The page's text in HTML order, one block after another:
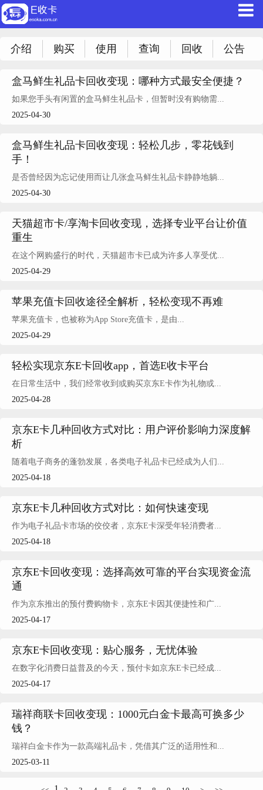
介绍 购买 使用 查询 回收 公告
盒马鲜生礼品卡回收变现：哪种方式最安全便捷？
如果您手头有闲置的盒马鲜生礼品卡，但暂时没有购物需...
2025-04-30
盒马鲜生礼品卡回收变现：轻松几步，零花钱到
手！
是否曾经因为忘记使用而让几张盒马鲜生礼品卡静静地躺...
2025-04-30
天猫超市卡/享淘卡回收变现，选择专业平台让价值
重生
在这个网购盛行的时代，天猫超市卡已成为许多人享受优...
2025-04-29
苹果充值卡回收途径全解析，轻松变现不再难
苹果充值卡，也被称为App Store充值卡，是由...
2025-04-29
轻松实现京东E卡回收app，首选E收卡平台
在日常生活中，我们经常收到或购买京东E卡作为礼物或...
2025-04-28
京东E卡几种回收方式对比：用户评价影响力深度解
析
随着电子商务的蓬勃发展，各类电子礼品卡已经成为人们...
2025-04-18
京东E卡几种回收方式对比：如何快速变现
作为电子礼品卡市场的佼佼者，京东E卡深受年轻消费者...
2025-04-18
京东E卡回收变现：选择高效可靠的平台实现资金流
通
作为京东推出的预付费购物卡，京东E卡因其便捷性和广...
2025-04-17
京东E卡回收变现：贴心服务，无忧体验
在数字化消费日益普及的今天，预付卡如京东E卡已经成...
2025-04-17
瑞祥商联卡回收变现：1000元白金卡最高可换多少
钱？
瑞祥白金卡作为一款高端礼品卡，凭借其广泛的适用性和...
2025-03-11